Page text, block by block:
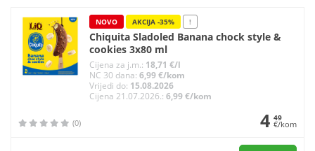
NOVO AKCIJA -35% !
Chiquita Sladoled Banana chock style &
cookies 3x80 ml
Cijena za j.m.: 18,71 €/l
NC 30 dana:6,99 €/kom
Vrijedi do: 15.08.2026
Cijena 21.07.2026.:6,99 €/kom
(0) 4 49
€/kom